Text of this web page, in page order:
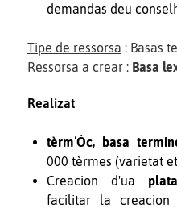
demandas deu
Tipe de ressorsa : Basas
Ressorsa a crear : Basa
Realizat
tèrm’Òc, basa
000 tèrmes (varietat
Creacion d'ua
facilitar la creacion